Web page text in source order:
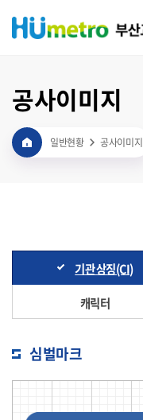
공사이미지
일반현황 공사이미지
기관 상징(CI)
캐릭터
심벌마크